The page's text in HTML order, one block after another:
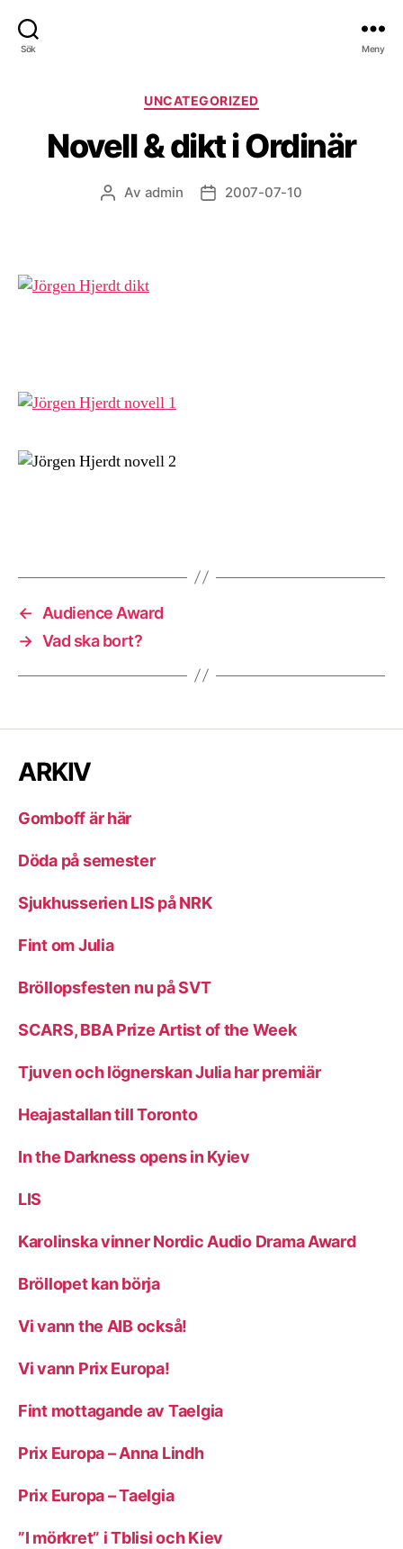
Sök Meny
Kategorier
UNCATEGORIZED
Novell & dikt i Ordinär
Inläggsförfattare
Av admin Inläggsdatum
2007-07-10
←
Audience Award
→ Vad ska bort?
ARKIV
Gomboff är här
Döda på semester
Sjukhusserien LIS på NRK
Fint om Julia
Bröllopsfesten nu på SVT
SCARS, BBA Prize Artist of the Week
Tjuven och lögnerskan Julia har premiär
Heajastallan till Toronto
In the Darkness opens in Kyiev
LIS
Karolinska vinner Nordic Audio Drama Award
Bröllopet kan börja
Vi vann the AIB också!
Vi vann Prix Europa!
Fint mottagande av Taelgia
Prix Europa – Anna Lindh
Prix Europa – Taelgia
”I mörkret” i Tblisi och Kiev